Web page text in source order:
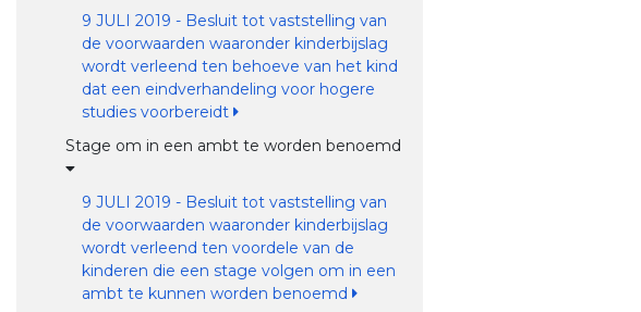
9 JULI 2019 - Besluit tot vaststelling van
de voorwaarden waaronder kinderbijslag
wordt verleend ten behoeve van het kind
dat een eindverhandeling voor hogere
studies voorbereidt
Stage om in een ambt te worden benoemd
9 JULI 2019 - Besluit tot vaststelling van
de voorwaarden waaronder kinderbijslag
wordt verleend ten voordele van de
kinderen die een stage volgen om in een
ambt te kunnen worden benoemd